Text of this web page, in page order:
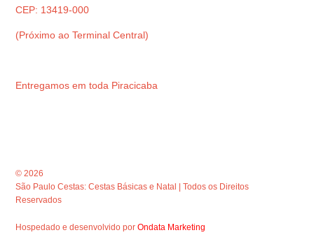
CEP: 13419-000
(Próximo ao Terminal Central)
Entregamos em toda Piracicaba
© 2026
São Paulo Cestas: Cestas Básicas e Natal | Todos os Direitos
Reservados
Hospedado e desenvolvido porOndata Marketing